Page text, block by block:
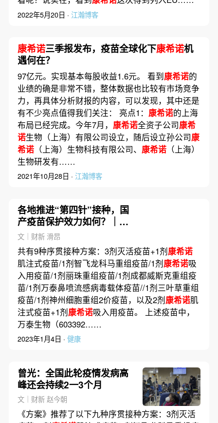
2022年5月20日 · 江瀚博客
康希诺三季报发布，疫苗全球化下康希诺机
遇何在？
97亿元。实现基本每股收益1.6元。 看到康希诺的
业绩的确是非常不错，整体数据也比较有市场竞争
力，再具体分析财报的内容，可以发现，其中还是
有不少亮点值得我们关注： 亮点1： 康希诺的上海
布局已经完成。今年7月， 康希诺全资子公司康希
诺生物（上海）有限公司设立，随后设立孙公司康
希诺（上海）生物科技有限公司、 康希诺（上海）
生物研发有……
2021年10月28日 · 江瀚博客
各地推进“第四针”接种，国
产疫苗保护效力如何？｜大
流行手记（1月3日）
文｜财新 滑昂
共有9种序贯接种方案：3剂灭活疫苗+1剂康希诺
肌注式疫苗/1剂智飞龙科马重组疫苗/1剂康希诺吸
入用疫苗/1剂丽珠重组疫苗/1剂成都威斯克重组疫
苗/1剂万泰鼻喷流感病毒载体疫苗//1剂三叶草重组
疫苗/1剂神州细胞重组2价疫苗，以及2剂康希诺肌
注式疫苗+1剂康希诺吸入用疫苗。 上述疫苗中，
万泰生物（603392……
2023年1月4日 · 健康
曾光：全国此轮疫情发病高
峰还会持续2一3个月
文｜财新 赵今朝
《方案》推荐了以下九种序贯接种方案：3剂灭活